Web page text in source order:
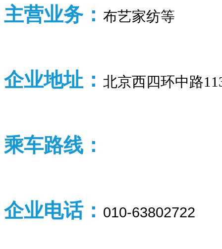
主营业务： 布艺家纺等
企业地址： 北京西四环中路
乘车路线：
企业电话： 010-63802722